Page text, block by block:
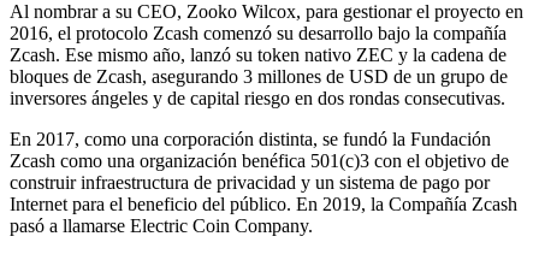
Al nombrar a su CEO, Zooko Wilcox, para gestionar el proyecto en
2016, el protocolo Zcash comenzó su desarrollo bajo la compañía
Zcash. Ese mismo año, lanzó su token nativo ZEC y la cadena de
bloques de Zcash, asegurando 3 millones de USD de un grupo de
inversores ángeles y de capital riesgo en dos rondas consecutivas.
En 2017, como una corporación distinta, se fundó la Fundación
Zcash como una organización benéfica 501(c)3 con el objetivo de
construir infraestructura de privacidad y un sistema de pago por
Internet para el beneficio del público. En 2019, la Compañía Zcash
pasó a llamarse Electric Coin Company.